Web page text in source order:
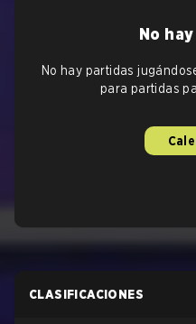
No
No hay partidas
para partidas
CLASIFICACIONES